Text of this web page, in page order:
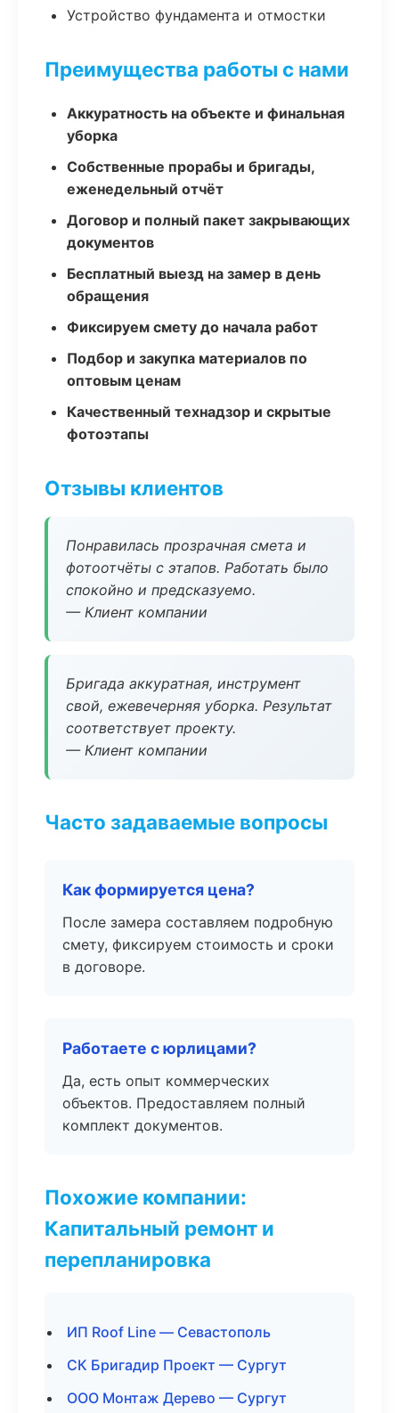
Устройство фундамента и отмостки
Преимущества работы с нами
Аккуратность на объекте и финальная
уборка
Собственные прорабы и бригады,
еженедельный отчёт
Договор и полный пакет закрывающих
документов
Бесплатный выезд на замер в день
обращения
Фиксируем смету до начала работ
Подбор и закупка материалов по
оптовым ценам
Качественный технадзор и скрытые
фотоэтапы
Отзывы клиентов
Понравилась прозрачная смета и
фотоотчёты с этапов. Работать было
спокойно и предсказуемо.
— Клиент компании
Бригада аккуратная, инструмент
свой, ежевечерняя уборка. Результат
соответствует проекту.
— Клиент компании
Часто задаваемые вопросы
Как формируется цена?
После замера составляем подробную
смету, фиксируем стоимость и сроки
в договоре.
Работаете с юрлицами?
Да, есть опыт коммерческих
объектов. Предоставляем полный
комплект документов.
Похожие компании:
Капитальный ремонт и
перепланировка
ИП Roof Line — Севастополь
СК Бригадир Проект — Сургут
ООО Монтаж Дерево — Сургут